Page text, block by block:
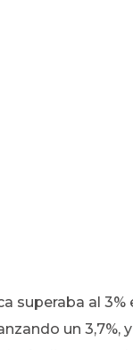
superaba al 3%
un 3,7%,